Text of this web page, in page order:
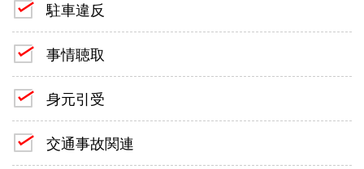
駐車違反
事情聴取
身元引受
交通事故関連